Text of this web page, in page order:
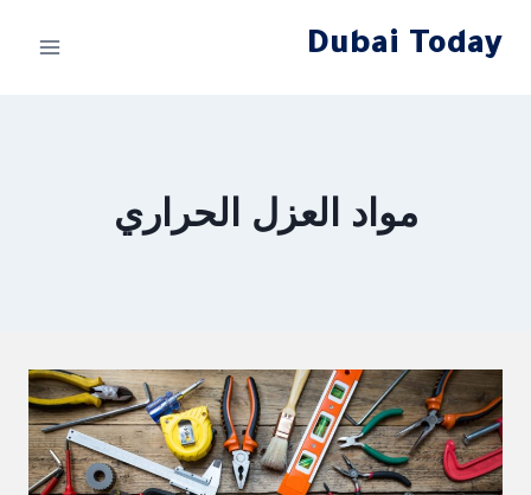
Dubai Today
مواد العزل الحراري